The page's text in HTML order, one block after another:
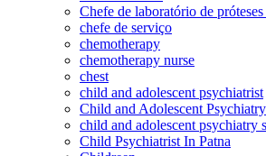
Chefe de laboratório de próteses
chefe de serviço
chemotherapy
chemotherapy nurse
chest
child and adolescent psychiatrist
Child and Adolescent Psychiatry
child and adolescent psychiatry
Child Psychiatrist In Patna